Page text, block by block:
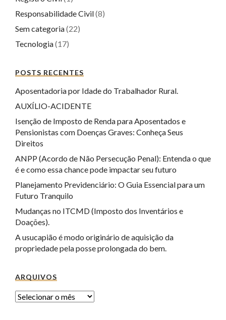
Responsabilidade Civil(8)
Sem categoria(22)
Tecnologia(17)
POSTS RECENTES
Aposentadoria por Idade do Trabalhador Rural.
AUXÍLIO-ACIDENTE
Isenção de Imposto de Renda para Aposentados e
Pensionistas com Doenças Graves: Conheça Seus
Direitos
ANPP (Acordo de Não Persecução Penal): Entenda o que
é e como essa chance pode impactar seu futuro
Planejamento Previdenciário: O Guia Essencial para um
Futuro Tranquilo
Mudanças no ITCMD (Imposto dos Inventários e
Doações).
A usucapião é modo originário de aquisição da
propriedade pela posse prolongada do bem.
ARQUIVOS